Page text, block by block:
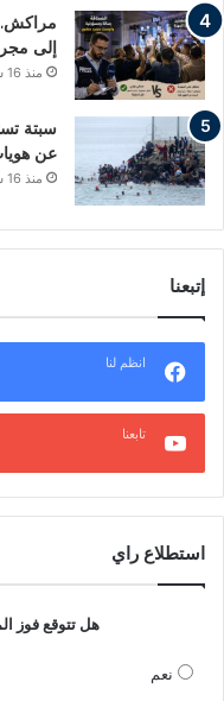
إلى
منذ 16 ساعة
عن
منذ 16 ساعة
إتبعنا
انظم لنا
تابعنا
استطلاع راي
هل تتوقع فوز
نعم